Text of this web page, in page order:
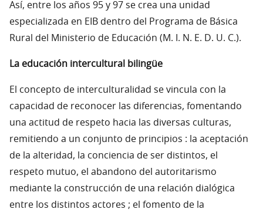
Así, entre los años 95 y 97 se crea una unidad
especializada en EIB dentro del Programa de Básica
Rural del Ministerio de Educación (M. I. N. E. D. U. C.).
La educación intercultural bilingüe
El concepto de interculturalidad se vincula con la
capacidad de reconocer las diferencias, fomentando
una actitud de respeto hacia las diversas culturas,
remitiendo a un conjunto de principios : la aceptación
de la alteridad, la conciencia de ser distintos, el
respeto mutuo, el abandono del autoritarismo
mediante la construcción de una relación dialógica
entre los distintos actores ; el fomento de la